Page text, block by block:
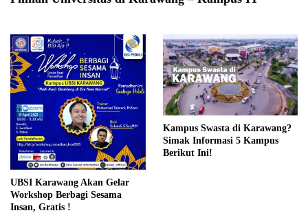
UBSI Karawang Akan Gelar
Workshop Berbagi Sesama
Insan, Gratis !
Kampus Swasta di Karawang?
Simak Informasi 5 Kampus
Berikut Ini!